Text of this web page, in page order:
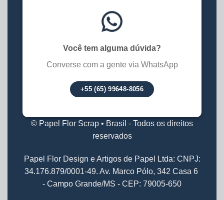
Você tem alguma dúvida?
Converse com a gente via WhatsApp
+55 (65) 99648-8056
© Papel Flor Scrap • Brasil - Todos os direitos
reservados
Papel Flor Design e Artigos de Papel Ltda: CNPJ:
34.176.879/0001-49. Av. Marco Pólo, 342 Casa 6
- Campo Grande/MS - CEP: 79005-650